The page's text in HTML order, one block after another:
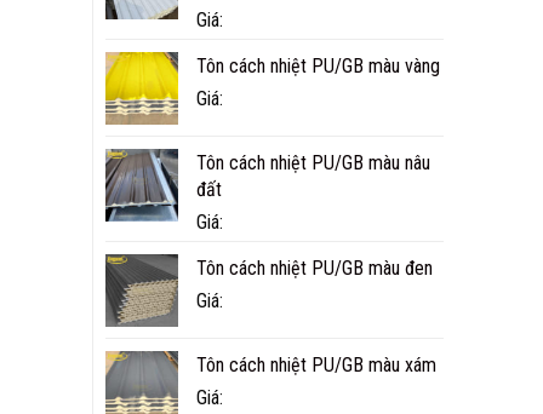
HƠN
Giá:
Tôn cách nhiệt PU/GB màu vàng
Giá:
Tôn cách nhiệt PU/GB màu nâu
đất
Giá:
Tôn cách nhiệt PU/GB màu đen
Giá:
Tôn cách nhiệt PU/GB màu xám
Giá: